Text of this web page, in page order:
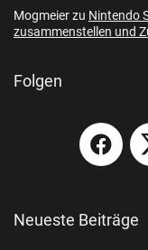
Mogmeierzu Nintendo
zusammenstellen und
Folgen
Neueste Beiträge